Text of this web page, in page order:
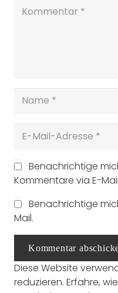
Benachrichtige
Kommentare via E-
Benachrichtige
Mail.
Kommentar
Diese Website
reduzieren. Erfahre,